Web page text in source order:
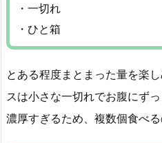
・一切れ
・ひと箱
とある程度まとまった量を楽
スは小さな一切れでお腹にずっ
濃厚すぎるため、複数個食べ